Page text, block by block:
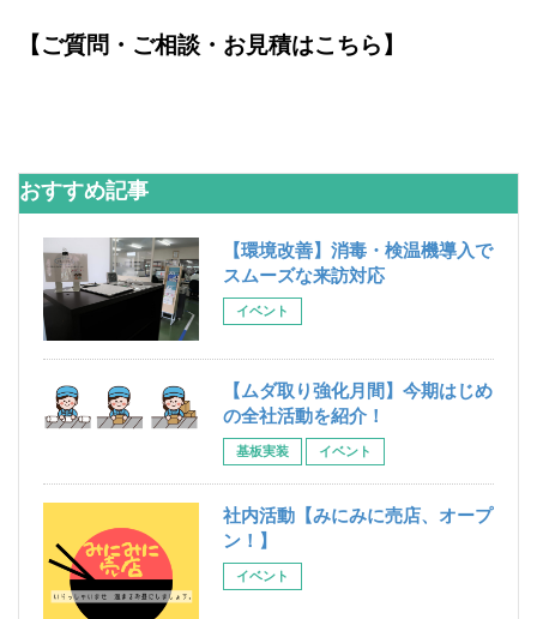
【ご質問・ご相談・お見積はこちら】
おすすめ記事
【環境改善】消毒・検温機導入で
スムーズな来訪対応
イベント
【ムダ取り強化月間】今期はじめ
の全社活動を紹介！
基板実装 イベント
社内活動【みにみに売店、オープ
ン！】
イベント